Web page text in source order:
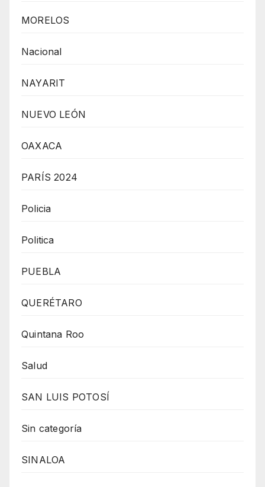
MORELOS
Nacional
NAYARIT
NUEVO LEÓN
OAXACA
PARÍS 2024
Policia
Politica
PUEBLA
QUERÉTARO
Quintana Roo
Salud
SAN LUIS POTOSÍ
Sin categoría
SINALOA